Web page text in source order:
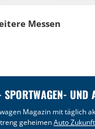
Messen
SPORTWAGEN- UND
Magazin mit täglich
geheimenAuto Zukunft